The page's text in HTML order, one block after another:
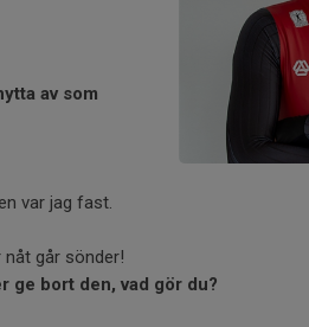
av som
var jag fast.
nåt går sönder!
ge bort den, vad gör du?